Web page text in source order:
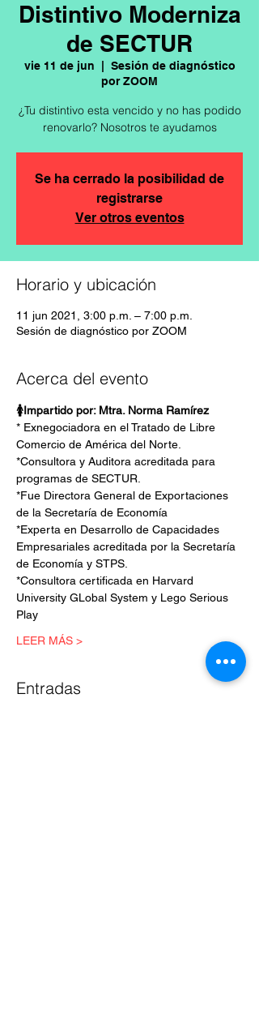
Distintivo Moderniza
de SECTUR
vie 11 de jun
Sesión de diagnóstico
por ZOOM
¿Tu distintivo esta vencido y no has podido
renovarlo? Nosotros te ayudamos
Se ha cerrado la posibilidad de
registrarse
Ver otros eventos
Horario y ubicación
11 jun 2021, 3:00 p.m. – 7:00 p.m.
Sesión de diagnóstico por ZOOM
Acerca del evento
🚺Impartido por: Mtra. Norma Ramírez
* Exnegociadora en el Tratado de Libre
Comercio de América del Norte.
*Consultora y Auditora acreditada para
programas de SECTUR.
*Fue Directora General de Exportaciones
de la Secretaría de Economía
*Experta en Desarrollo de Capacidades
Empresariales acreditada por la Secretaría
de Economía y STPS.
*Consultora certificada en Harvard
University GLobal System y Lego Serious
Play
LEER MÁS >
Entradas